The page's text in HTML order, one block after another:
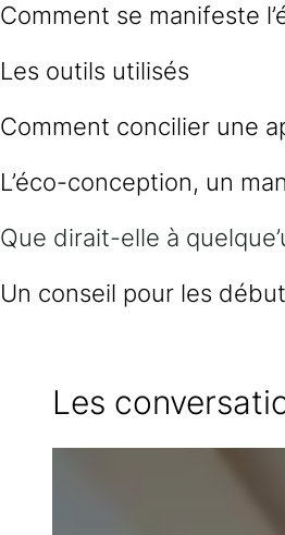
Comment se manifeste
Les outils utilisés
Comment concilier une
L’éco-conception, un
Que dirait-elle à
Un conseil pour les
Les